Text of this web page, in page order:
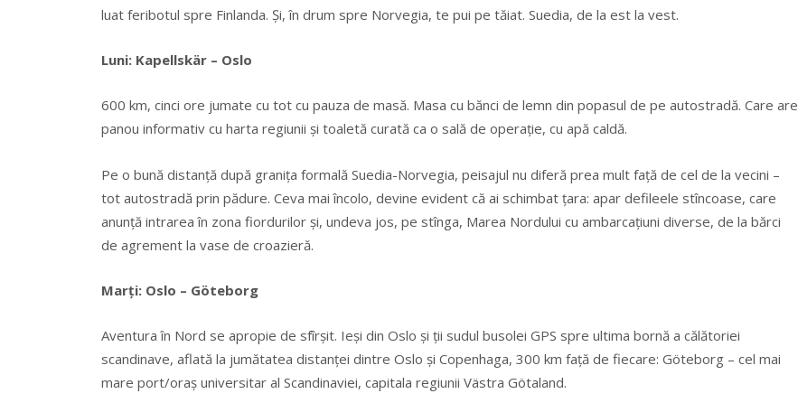
luat feribotul spre Finlanda. Şi, în drum spre Norvegia, te pui pe tăiat. Suedia, de la est la vest.
Luni: Kapellskär – Oslo
600 km, cinci ore jumate cu tot cu pauza de masă. Masa cu bănci de lemn din popasul de pe autostradă. Care are
panou informativ cu harta regiunii şi toaletă curată ca o sală de operație, cu apă caldă.
Pe o bună distanţă după graniţa formală Suedia-Norvegia, peisajul nu diferă prea mult faţă de cel de la vecini –
tot autostradă prin pădure. Ceva mai încolo, devine evident că ai schimbat ţara: apar defileele stîncoase, care
anunţă intrarea în zona fiordurilor şi, undeva jos, pe stînga, Marea Nordului cu ambarcaţiuni diverse, de la bărci
de agrement la vase de croazieră.
Marţi: Oslo – Göteborg
Aventura în Nord se apropie de sfîrşit. Ieşi din Oslo şi ţii sudul busolei GPS spre ultima bornă a călătoriei
scandinave, aflată la jumătatea distanţei dintre Oslo şi Copenhaga, 300 km faţă de fiecare: Göteborg – cel mai
mare port/oraş universitar al Scandinaviei, capitala regiunii Västra Götaland.